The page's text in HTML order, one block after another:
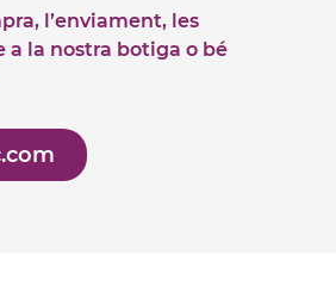
l’enviament, les
a la nostra botiga o bé